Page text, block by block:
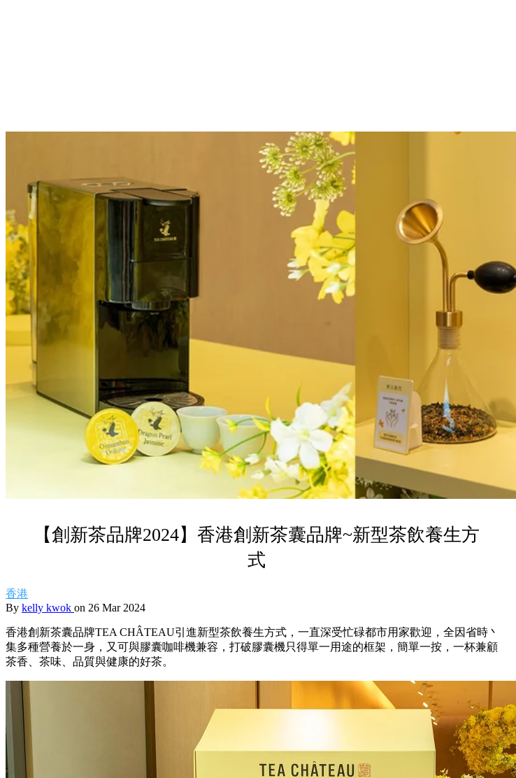
【創新茶品牌2024】香港創新茶囊品牌~新型茶飲養生方
式
香港
By kelly kwok on 26 Mar 2024
香港創新茶囊品牌TEA CHÂTEAU引進新型茶飲養生方式，一直深受忙碌都市用家歡迎，全因省時丶
集多種營養於一身，又可與膠囊咖啡機兼容，打破膠囊機只得單一用途的框架，簡單一按，一杯兼顧
茶香、茶味、品質與健康的好茶。